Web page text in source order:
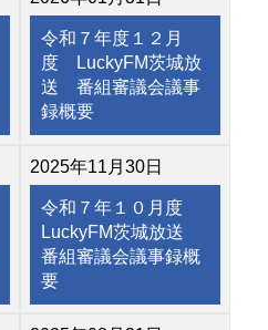
令和７年度１２月
度 LuckyFM茨城放
送 番組審議会議事
録概要
2025年11月30日
令和７年１０月度
LuckyFM茨城放送
番組審議会議事録概
要